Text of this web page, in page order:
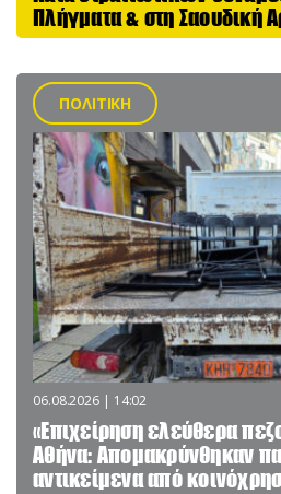
Πλήγματα & στη Σαουδική
ΠΟΛΙΤΙΚΗ
06.08.2026 | 14:02
«Επιχείρηση ελεύθερα
Αθήνα: Απομακρύνθηκαν
αντικείμενα από